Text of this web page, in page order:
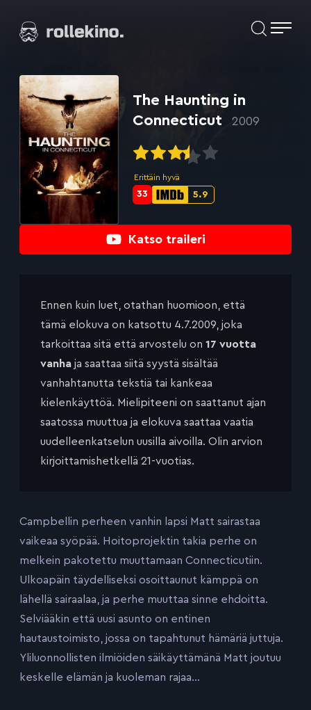
suoraan
Elokuvat ja elokuva-arviot | Rollekino.fi
jälkeen.
Katso traileri
The Haunting in
Connecticut
2009
Erittäin hyvä
IMDb-
5.9
Metascore-
33
Ennen kuin luet, otathan huomioon, että
tämä elokuva on katsottu 4.7.2009, joka
tarkoittaa sitä että arvostelu on 17 vuotta
vanha ja saattaa siitä syystä sisältää
vanhahtanutta tekstiä tai kankeaa
kielenkäyttöä. Mielipiteeni on saattanut ajan
saatossa muuttua ja elokuva saattaa vaatia
uudelleenkatselun uusilla aivoilla. Olin arvion
kirjoittamishetkellä 21-vuotias.
Campbellin perheen vanhin lapsi Matt sairastaa
vaikeaa syöpää. Hoitoprojektin takia perhe on
melkein pakotettu muuttamaan Connecticutiin.
Ulkoapäin täydelliseksi osoittaunut kämppä on
lähellä sairaalaa, ja perhe muuttaa sinne ehdoitta.
Selviääkin että uusi asunto on entinen
hautaustoimisto, jossa on tapahtunut hämäriä juttuja.
Yliluonnollisten ilmiöiden säikäyttämänä Matt joutuu
keskelle elämän ja kuoleman rajaa…